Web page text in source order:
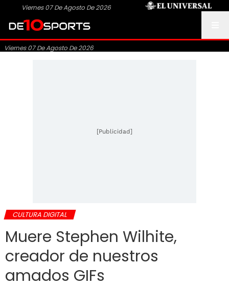
Viernes 07 De Agosto De 2026
Viernes 07 De Agosto De 2026
[Publicidad]
CULTURA DIGITAL
Muere Stephen Wilhite,
creador de nuestros
amados GIFs